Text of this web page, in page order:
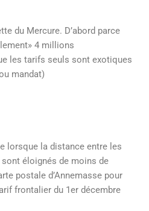
du Mercure. D’abord parce
4 millions
les tarifs seuls sont exotiques
mandat)
lorsque la distance entre les
éloignés de moins de
postale d’Annemasse pour
frontalier du 1er décembre